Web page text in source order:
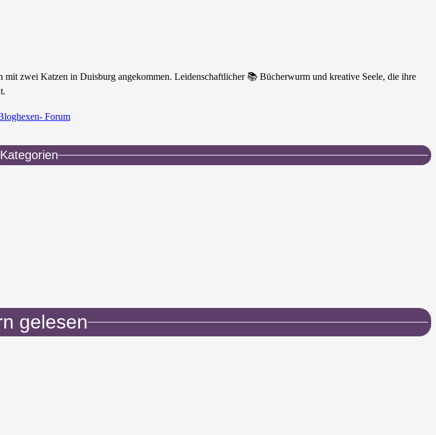
zwei Katzen in Duisburg angekommen. Leidenschaftlicher 📚 Bücherwurm und kreative Seele, die ihre
Kategorien
gelesen